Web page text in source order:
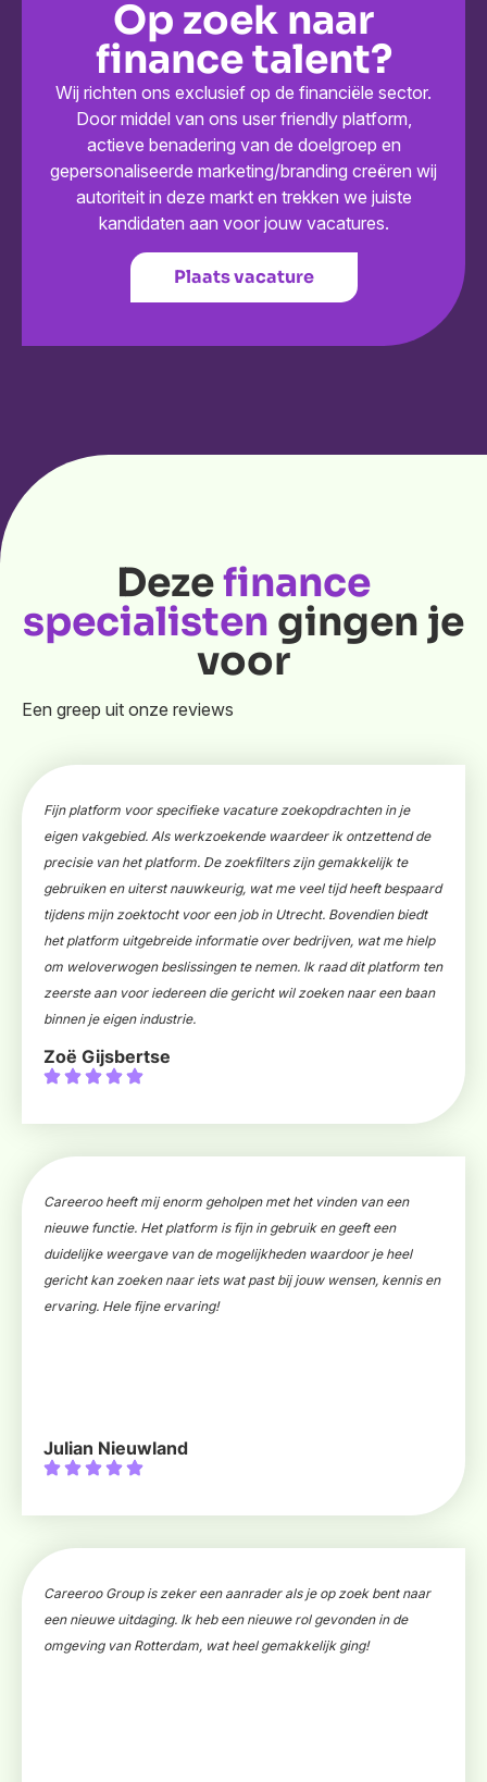
Op zoek naar
finance talent?
Wij richten ons exclusief op de financiële sector.
Door middel van ons user friendly platform,
actieve benadering van de doelgroep en
gepersonaliseerde marketing/branding creëren wij
autoriteit in deze markt en trekken we juiste
kandidaten aan voor jouw vacatures.
Plaats vacature
Dezefinance
specialisten gingen je
voor
Een greep uit onze reviews
Fijn platform voor specifieke vacature zoekopdrachten in je
eigen vakgebied. Als werkzoekende waardeer ik ontzettend de
precisie van het platform. De zoekfilters zijn gemakkelijk te
gebruiken en uiterst nauwkeurig, wat me veel tijd heeft bespaard
tijdens mijn zoektocht voor een job in Utrecht. Bovendien biedt
het platform uitgebreide informatie over bedrijven, wat me hielp
om weloverwogen beslissingen te nemen. Ik raad dit platform ten
zeerste aan voor iedereen die gericht wil zoeken naar een baan
binnen je eigen industrie.
Zoë Gijsbertse
Careeroo heeft mij enorm geholpen met het vinden van een
nieuwe functie. Het platform is fijn in gebruik en geeft een
duidelijke weergave van de mogelijkheden waardoor je heel
gericht kan zoeken naar iets wat past bij jouw wensen, kennis en
ervaring. Hele fijne ervaring!
Julian Nieuwland
Careeroo Group is zeker een aanrader als je op zoek bent naar
een nieuwe uitdaging. Ik heb een nieuwe rol gevonden in de
omgeving van Rotterdam, wat heel gemakkelijk ging!